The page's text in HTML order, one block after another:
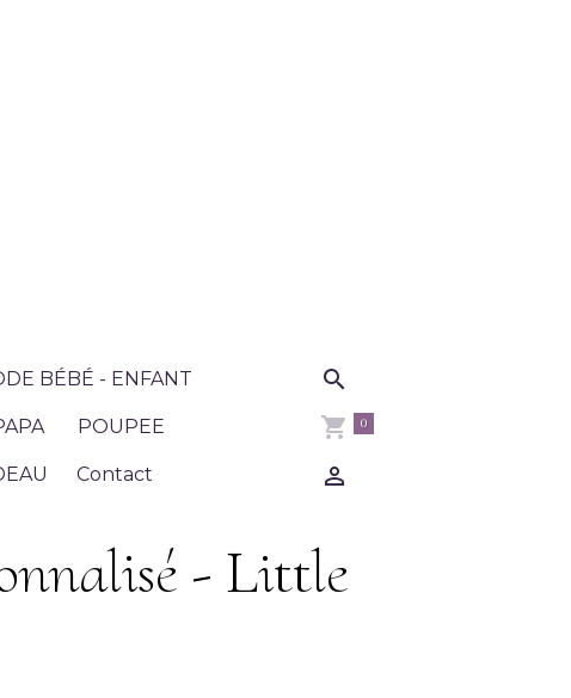
BÉBÉ - ENFANT
POUPEE
Contact
0
- Little